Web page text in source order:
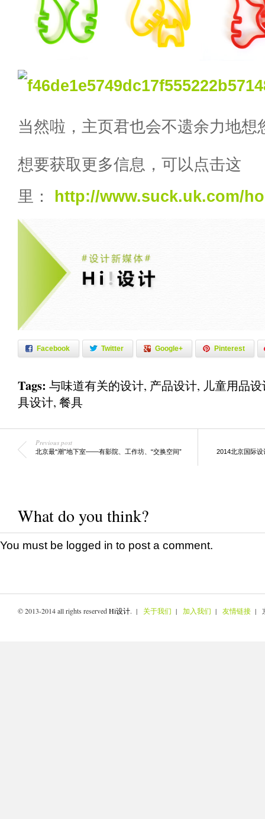
当然啦，主页君也会不遗余力地
想要获取更多信息，可以点击这
里： http://www.suck.uk.com/
Facebook Twitter Google+ Pinterest
Tags: 与味道有关的设计, 产品设计, 儿童用品
具设计, 餐具
Previous post
北京最“潮”地下室——有影院、工作坊、“交换空间” 2014北京国际
What do you think?
You must be logged in to post a comment.
© 2013-2014 all rights reservedHi设计. | 关于我们 | 加入我们 | 友情链接 |